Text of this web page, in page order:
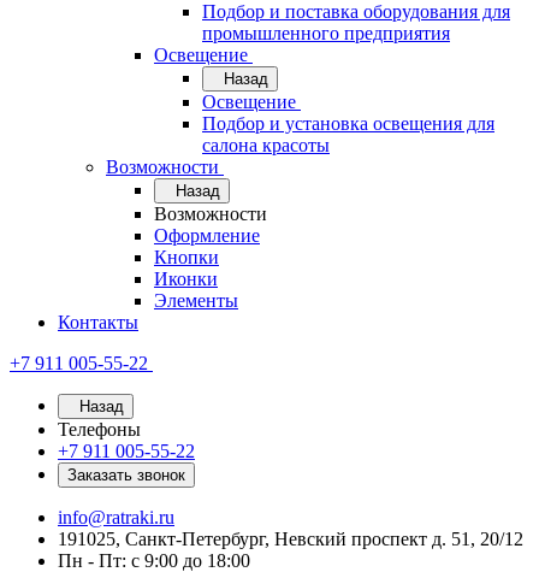
Подбор и поставка оборудования для
промышленного предприятия
Освещение
Назад
Освещение
Подбор и установка освещения для
салона красоты
Возможности
Назад
Возможности
Оформление
Кнопки
Иконки
Элементы
Контакты
+7 911 005-55-22
Назад
Телефоны
+7 911 005-55-22
Заказать звонок
info@ratraki.ru
191025, Санкт-Петербург, Невский проспект д. 51, 20/12
Пн - Пт: с 9:00 до 18:00